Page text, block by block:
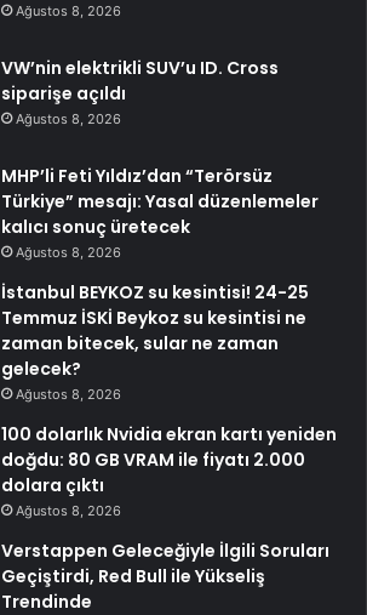
Ağustos 8, 2026
VW’nin elektrikli SUV’u ID. Cross
siparişe açıldı
Ağustos 8, 2026
MHP’li Feti Yıldız’dan “Terörsüz
Türkiye” mesajı: Yasal düzenlemeler
kalıcı sonuç üretecek
Ağustos 8, 2026
İstanbul BEYKOZ su kesintisi! 24-25
Temmuz İSKİ Beykoz su kesintisi ne
zaman bitecek, sular ne zaman
gelecek?
Ağustos 8, 2026
100 dolarlık Nvidia ekran kartı yeniden
doğdu: 80 GB VRAM ile fiyatı 2.000
dolara çıktı
Ağustos 8, 2026
Verstappen Geleceğiyle İlgili Soruları
Geçiştirdi, Red Bull ile Yükseliş
Trendinde